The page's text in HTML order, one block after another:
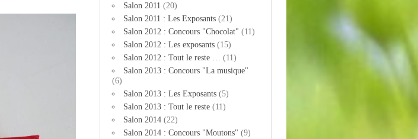
Salon 2011 (20)
Salon 2011 : Les Exposants (21)
Salon 2012 : Concours "Chocolat" (11)
Salon 2012 : Les exposants (15)
Salon 2012 : Tout le reste …
(11)
Salon 2013 : Concours "La musique"
(6)
Salon 2013 : Les Exposants (5)
Salon 2013 : Tout le reste (11)
Salon 2014 (22)
Salon 2014 : Concours "Moutons" (9)